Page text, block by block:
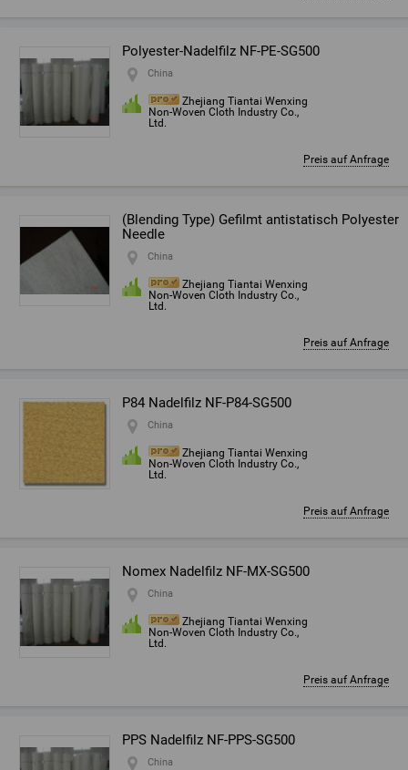
Polyester-Nadelfilz NF-PE-SG500
China
Zhejiang Tiantai Wenxing
Non-Woven Cloth Industry Co.,
Ltd.
Preis auf Anfrage
(Blending Type) Gefilmt antistatisch Polyester
Needle
China
Zhejiang Tiantai Wenxing
Non-Woven Cloth Industry Co.,
Ltd.
Preis auf Anfrage
P84 Nadelfilz NF-P84-SG500
China
Zhejiang Tiantai Wenxing
Non-Woven Cloth Industry Co.,
Ltd.
Preis auf Anfrage
Nomex Nadelfilz NF-MX-SG500
China
Zhejiang Tiantai Wenxing
Non-Woven Cloth Industry Co.,
Ltd.
Preis auf Anfrage
PPS Nadelfilz NF-PPS-SG500
China